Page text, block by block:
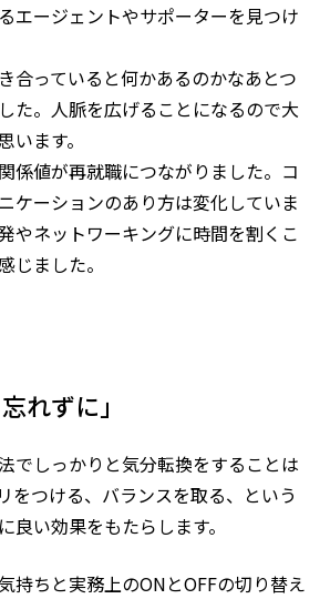
エージェントやサポーターを見つけ
合っていると何かあるのかなあとつ
た。人脈を広げることになるので大
います。
係値が再就職につながりました。コ
ケーションのあり方は変化していま
やネットワーキングに時間を割くこ
じました。
れずに」
でしっかりと気分転換をすることは
をつける、バランスを取る、という
良い効果をもたらします。
持ちと実務上のONとOFFの切り替え